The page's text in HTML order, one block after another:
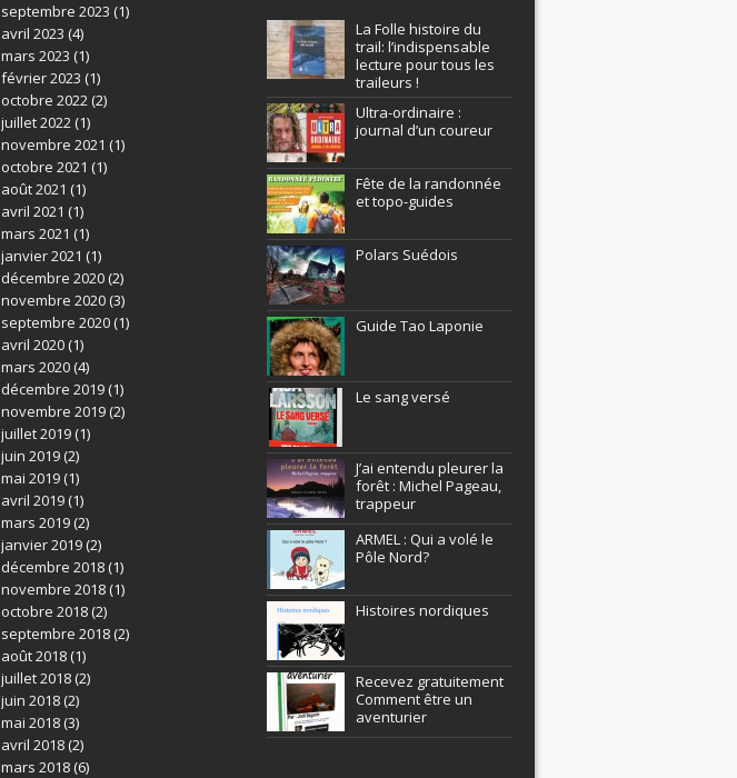
septembre 2023 (1)
avril 2023 (4)
mars 2023 (1)
février 2023 (1)
octobre 2022(2)
juillet 2022(1)
novembre 2021 (1)
octobre 2021 (1)
août 2021 (1)
avril 2021 (1)
mars 2021 (1)
janvier 2021 (1)
décembre 2020(2)
novembre 2020(3)
septembre 2020(1)
avril 2020(1)
mars 2020(4)
décembre 2019(1)
novembre 2019(2)
juillet 2019(1)
juin 2019(2)
mai 2019(1)
avril 2019(1)
mars 2019(2)
janvier 2019(2)
décembre 2018(1)
novembre 2018(1)
octobre 2018(2)
septembre 2018(2)
août 2018(1)
juillet 2018(2)
juin 2018(2)
mai 2018(3)
avril 2018(2)
mars 2018(6)
La Folle histoire du
trail: l’indispensable
lecture pour tous les
traileurs !
Ultra-ordinaire :
journal d’un coureur
Fête de la randonnée
et topo-guides
Polars Suédois
Guide Tao Laponie
Le sang versé
J’ai entendu pleurer la
forêt : Michel Pageau,
trappeur
ARMEL : Qui a volé le
Pôle Nord?
Histoires nordiques
Recevez gratuitement
Comment être un
aventurier